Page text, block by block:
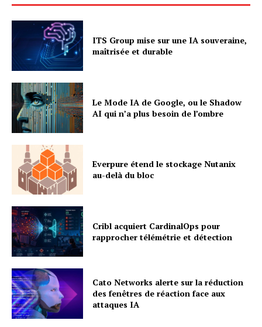
ITS Group mise sur une IA souveraine,
maîtrisée et durable
Le Mode IA de Google, ou le Shadow
AI qui n’a plus besoin de l’ombre
Everpure étend le stockage Nutanix
au-delà du bloc
Cribl acquiert CardinalOps pour
rapprocher télémétrie et détection
Cato Networks alerte sur la réduction
des fenêtres de réaction face aux
attaques IA